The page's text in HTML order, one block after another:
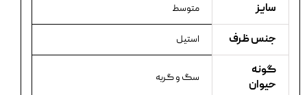
سایز متوسط
جنس ظرف استیل
گونه
حیوان
سگ و گربه